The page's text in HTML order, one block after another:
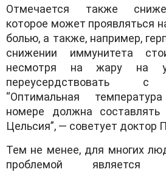
Отмечается также
которое может проявляться
болью, а также, например,
снижении иммунитета
несмотря на жару на
переусердствовать с
“Оптимальная
номере должна составлять
Цельсия”, — советует доктор
Тем не менее, для многих
проблемой является